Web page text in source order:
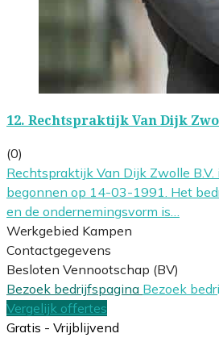
12. Rechtspraktijk Van Dijk
(0)
Rechtspraktijk Van Dijk Zwolle B.V.
begonnen op 14-03-1991. Het
en de ondernemingsvorm is…
Werkgebied Kampen
Contactgegevens
Besloten Vennootschap (BV)
Bezoek bedrijfspagina Bezoek
Vergelijk offertes
Gratis - Vrijblijvend